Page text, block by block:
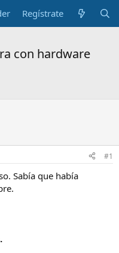
Regístrate
con hardware
#1
Sabía que había